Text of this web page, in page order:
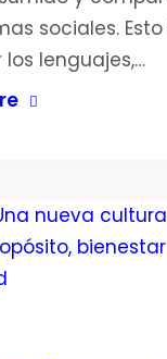
sociales.
lenguajes,…